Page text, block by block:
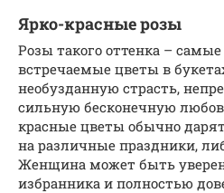
Ярко-красные розы
Розы такого оттенка –
встречаемые цветы в
необузданную страсть,
сильную бесконечную
красные цветы обычно
на различные праздники,
Женщина может быть
избранника и полностью